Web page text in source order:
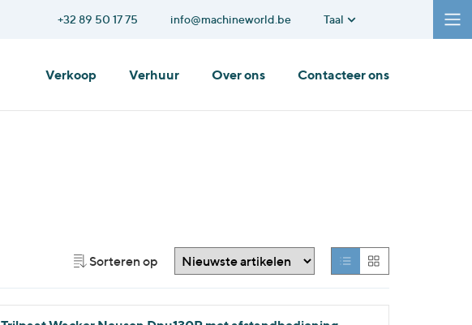
+32 89 50 17 75 info@machineworld.be Taal
Verkoop Verhuur Over ons Contacteer ons
Sorteren op